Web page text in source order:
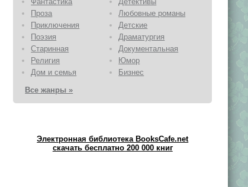
Проза
Любовные романы
Приключения
Детские
Поэзия
Драматургия
Старинная
Документальная
Религия
Юмор
Дом и семья
Бизнес
Все жанры »
Электронная библиотека BooksCafe.net
скачать бесплатно 200 000 книг